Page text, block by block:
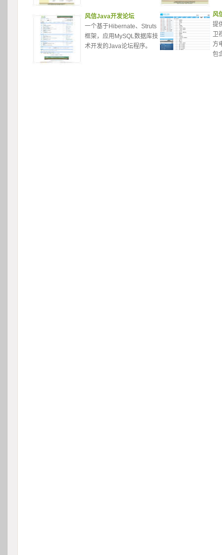
风信Java开发论坛
一个基于Hibernate、Struts
框架，应用MySQL数据库技
术开发的Java论坛程序。
风
提
方
包